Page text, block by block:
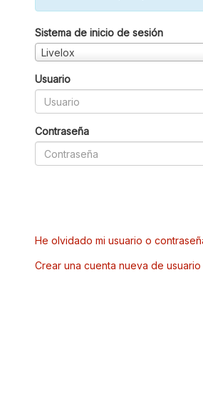
Sistema de inicio de sesión
Livelox
Usuario
Contraseña
He olvidado mi usuario o
Crear una cuenta nueva de usuario